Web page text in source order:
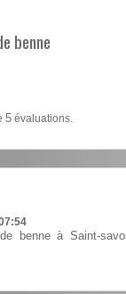
benne
5 évaluations.
benne à Saint-